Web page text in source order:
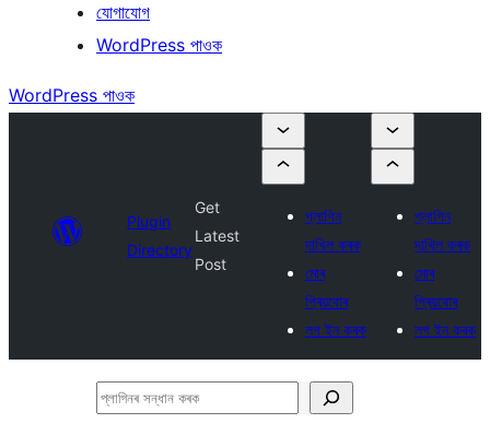
যোগাযোগ
WordPress পাওক
WordPress পাওক
Plugin
Directory
Get
Latest
Post
প্লাগিন
দাখিল কৰক
মোৰ
প্ৰিয়বোৰ
লগ ইন কৰক
প্লাগিন
দাখিল কৰক
মোৰ
প্ৰিয়বোৰ
লগ ইন কৰক
প্লাগিনৰ